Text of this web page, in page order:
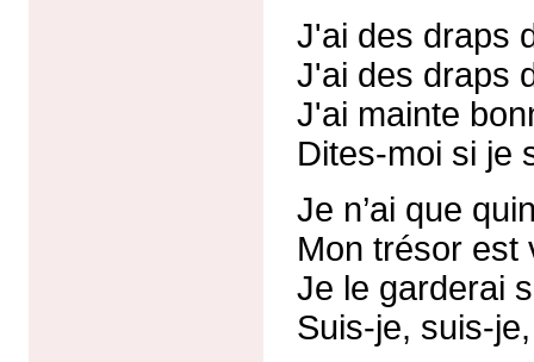
J'ai des draps
J'ai des draps
J'ai mainte
Dites-moi si je
Je n’ai que
Mon trésor est
Je le garderai
Suis-je, suis-